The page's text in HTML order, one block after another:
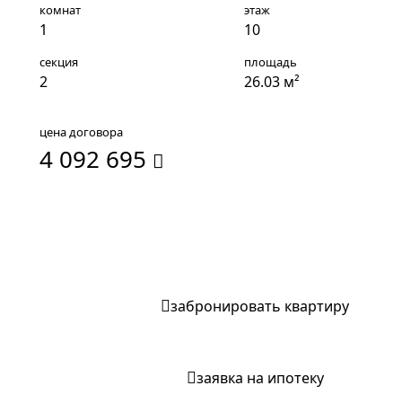
комнат
1
этаж
10
секция
2
площадь
26.03 м²
цена договора
4 092 695
забронировать квартиру
заявка на ипотеку